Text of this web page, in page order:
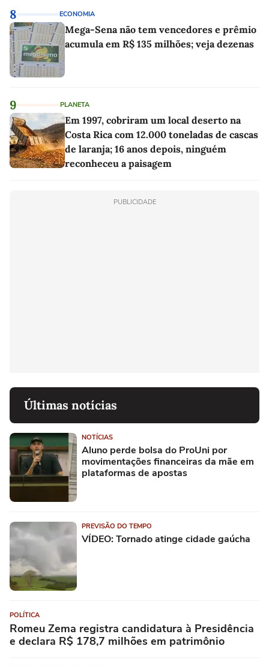
8 ECONOMIA
Mega-Sena não tem vencedores e prêmio
acumula em R$ 135 milhões; veja dezenas
9 PLANETA
Em 1997, cobriram um local deserto na
Costa Rica com 12.000 toneladas de cascas
de laranja; 16 anos depois, ninguém
reconheceu a paisagem
PUBLICIDADE
Últimas notícias
NOTÍCIAS
Aluno perde bolsa do ProUni por
movimentações financeiras da mãe em
plataformas de apostas
PREVISÃO DO TEMPO
VÍDEO: Tornado atinge cidade gaúcha
POLÍTICA
Romeu Zema registra candidatura à Presidência
e declara R$ 178,7 milhões em patrimônio